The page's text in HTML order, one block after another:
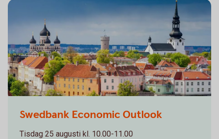
Swedbank Economic Outlook
Tisdag 25 augusti kl. 10.00-11.00